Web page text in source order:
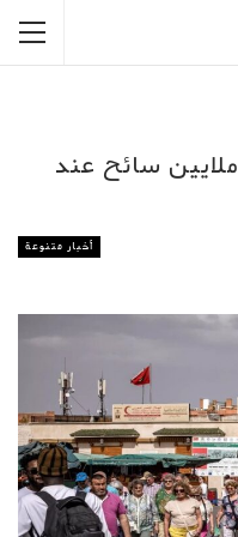
المغرب يشهد توافد 11,8 ملايين سائح عند
أخبار متنوعة